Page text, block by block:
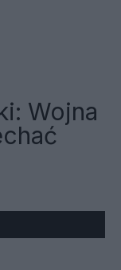
Wojna